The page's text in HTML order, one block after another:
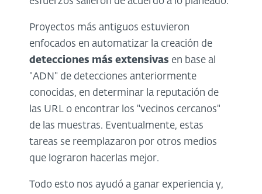
Proyectos más antiguos estuvieron
enfocados en automatizar la creación de
detecciones más extensivas en base al
"ADN" de detecciones anteriormente
conocidas, en determinar la reputación de
las URL o encontrar los "vecinos cercanos"
de las muestras. Eventualmente, estas
tareas se reemplazaron por otros medios
que lograron hacerlas mejor.
Todo esto nos ayudó a ganar experiencia y,